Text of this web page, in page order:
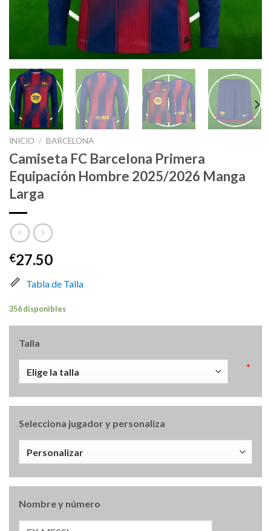
INICIO / BARCELONA
Camiseta FC Barcelona Primera
Equipación Hombre 2025/2026 Manga
Larga
€27.50
Tabla de Talla
356 disponibles
Talla
*
Selecciona jugador y personaliza
Nombre y número